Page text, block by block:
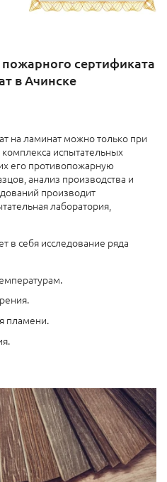
сертификата
в Ачинске
на ламинат можно только при
испытательных
его противопожарную
анализ производства и
производит
лаборатория,
в себя исследование ряда
пламени.